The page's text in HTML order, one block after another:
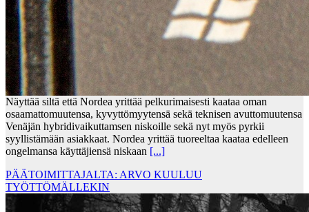
Näyttää siltä että Nordea yrittää pelkurimaisesti kaataa oman
osaamattomuutensa, kyvyttömyytensä sekä teknisen avuttomuutensa
Venäjän hybridivaikuttamsen niskoille sekä nyt myös pyrkii
syyllistämään asiakkaat. Nordea yrittää tuoreeltaa kaataa edelleen
ongelmansa käyttäjiensä niskaan [...]
PÄÄTOIMITTAJALTA: ARVO KUULUU
TYÖTTÖMÄLLEKIN